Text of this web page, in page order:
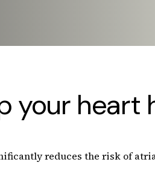
your heart
reduces the risk of